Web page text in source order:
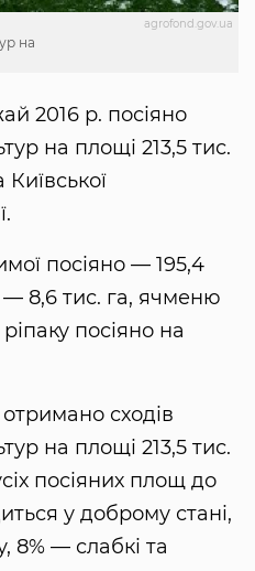
agrofond.gov.ua
на
2016 р. посіяно
на площі 213,5 тис.
посіяно — 195,4
8,6 тис. га, ячменю
посіяно на
сходів
на площі 213,5 тис.
посіяних площ до
у доброму стані,
8% — слабкі та